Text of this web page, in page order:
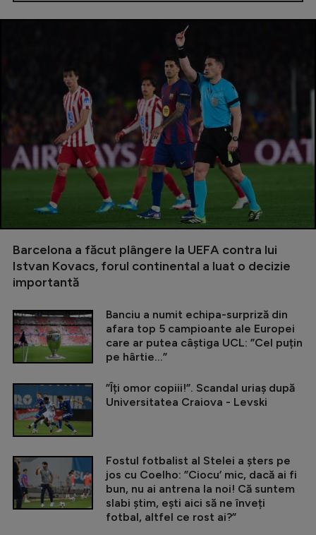
Barcelona a făcut plângere la UEFA contra lui
Istvan Kovacs, forul continental a luat o decizie
importantă
Banciu a numit echipa-surpriză din
afara top 5 campioante ale Europei
care ar putea câștiga UCL: ”Cel puțin
pe hârtie...”
”Îți omor copiii!”. Scandal uriaș după
Universitatea Craiova - Levski
Fostul fotbalist al Stelei a șters pe
jos cu Coelho: ”Ciocu’ mic, dacă ai fi
bun, nu ai antrena la noi! Că suntem
slabi știm, ești aici să ne înveți
fotbal, altfel ce rost ai?”